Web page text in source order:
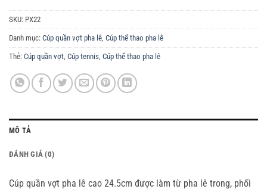
SKU: PX22
Danh mục: Cúp quần vợt pha lê, Cúp thể thao pha lê
Thẻ: Cúp quần vợt, Cúp tennis, Cúp thể thao pha lê
MÔ TẢ
ĐÁNH GIÁ (0)
Cúp quần vợt pha lê cao 24.5cm được làm từ pha lê trong, phối